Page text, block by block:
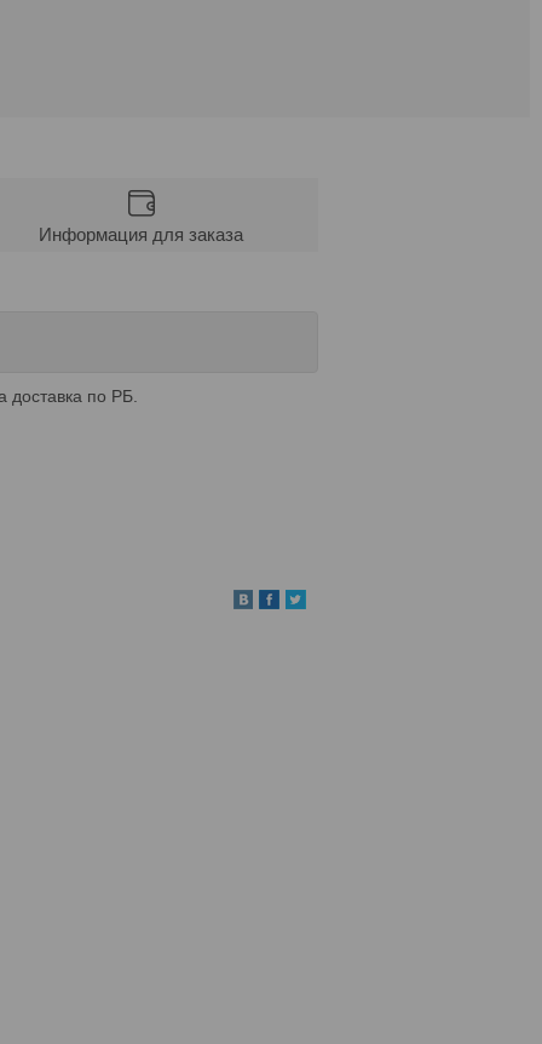
Информация для заказа
доставка по РБ.